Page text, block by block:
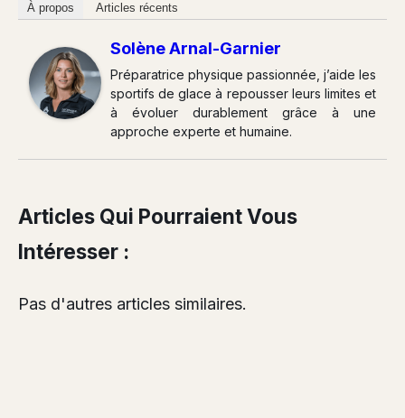
À propos Articles récents
Solène Arnal-Garnier
Préparatrice physique passionnée, j’aide les
sportifs de glace à repousser leurs limites et
à évoluer durablement grâce à une
approche experte et humaine.
Articles Qui Pourraient Vous
Intéresser :
Pas d'autres articles similaires.